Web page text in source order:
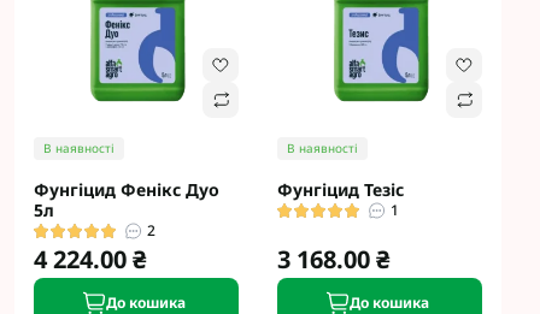
В наявності
Фунгіцид Фенікс Дуо
5л
2
4 224.00 ₴
До кошика
В наявності
Фунгіцид Тезіс
1
3 168.00 ₴
До кошика